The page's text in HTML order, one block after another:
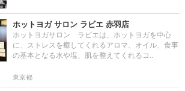
ホットヨガ サロン ラビエ 赤羽店
ホットヨガサロン ラビエは、ホットヨガを中心
に、ストレスを癒してくれるアロマ、オイル、食事
の基本となる水や塩、肌を整えてくれるコ..
東京都